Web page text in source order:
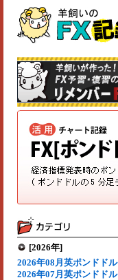
[2026年]
2026年08月英ポンドドル
2026年07月英ポンドドル